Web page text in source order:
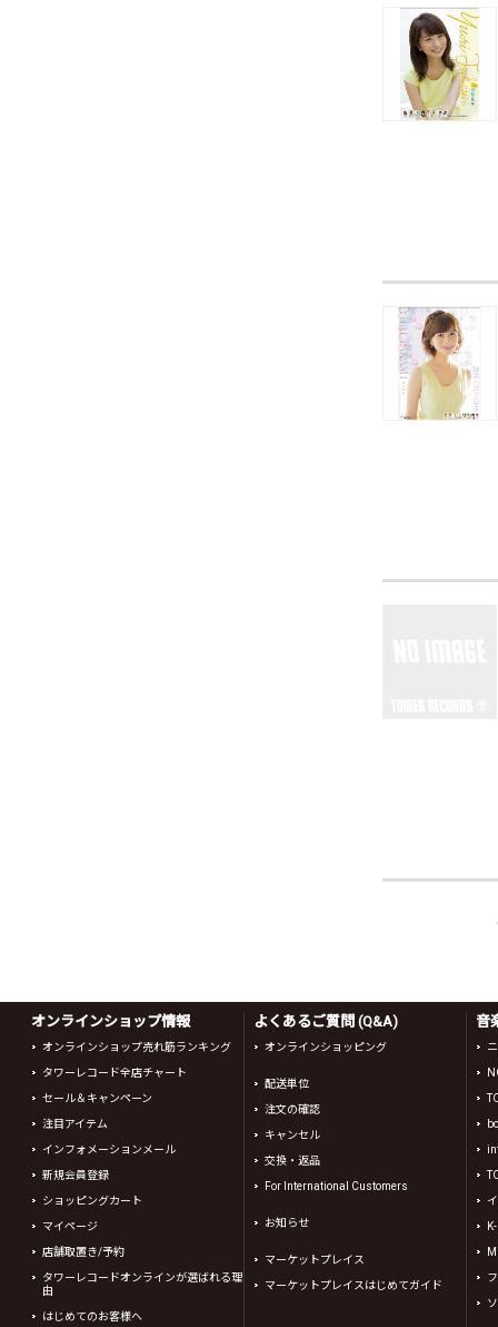
オンラインショップ情報
オンラインショップ売れ筋ランキング
タワーレコード全店チャート
セール＆キャンペーン
注目アイテム
インフォメーションメール
新規会員登録
ショッピングカート
マイページ
店舗取置き/予約
タワーレコードオンラインが選ばれる理
由
はじめてのお客様へ
よくあるご質問 (Q&A)
オンラインショッピング
配送単位
注文の確認
キャンセル
交換・返品
For International Customers
お知らせ
マーケットプレイス
マーケットプレイスはじめてガイド
音